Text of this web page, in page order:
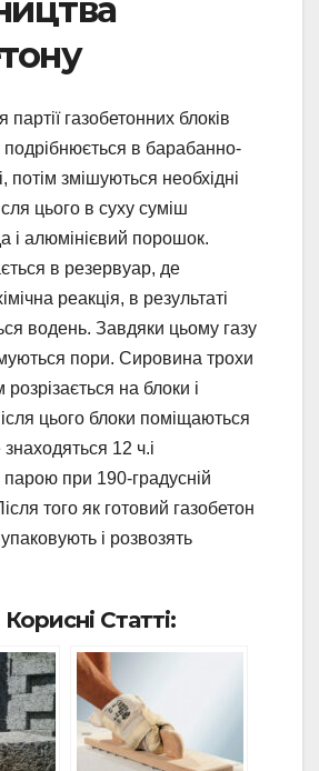
газобетонних блоків
подрібнюється в барабанно-
потім змішуються необхідні
цього в суху суміш
і алюмінієвий порошок.
в резервуар, де
реакція, в результаті
водень. Завдяки цьому газу
пори. Сировина трохи
розрізається на блоки і
цього блоки поміщаються
12 ч.і
при 190-градусній
того як готовий газобетон
і розвозять
Статті: